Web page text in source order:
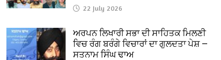
22 July 2026
ਅਰਪਨ ਲਿਖਾਰੀ ਸਭਾ ਦੀ ਸਾਹਿਤਕ ਮਿਲਣੀ
ਵਿਚ ਰੰਗ ਬਰੰਗੇ ਵਿਚਾਰਾਂ ਦਾ ਗੁਲਦਤਾ ਪੇਸ਼ —
ਸਤਨਾਮ ਸਿੰਘ ਢਾਅ